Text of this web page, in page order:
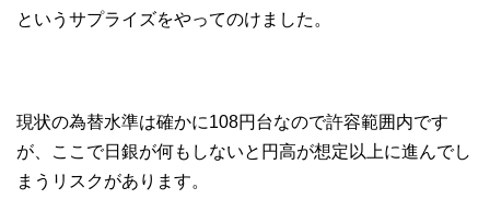
というサプライズをやってのけました。
現状の為替水準は確かに108円台なので許容範囲内です
が、ここで日銀が何もしないと円高が想定以上に進んでし
まうリスクがあります。